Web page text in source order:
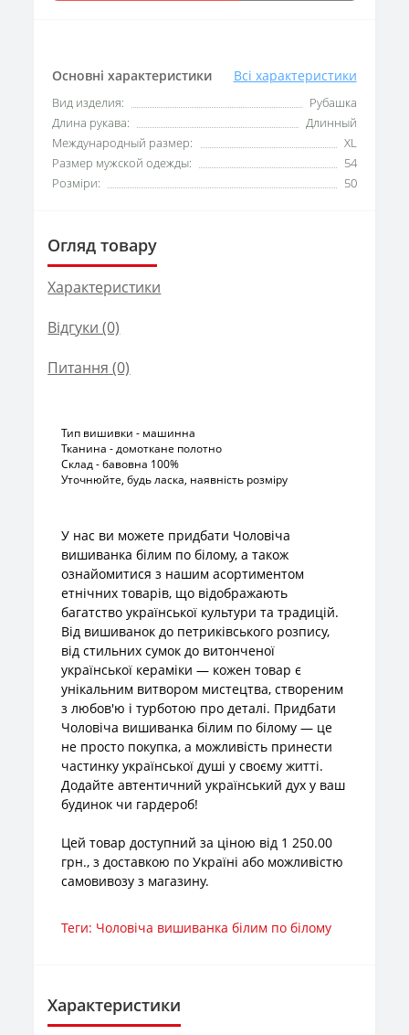
Основні характеристики Всі характеристики
Вид изделия:
Рубашка
Длина рукава:
Длинный
Международный размер:
XL
Размер мужской одежды:
54
Розміри:
50
Огляд товару
Характеристики
Відгуки (0)
Питання (0)
Тип вишивки - машинна
Тканина - домоткане полотно
Склад - бавовна 100%
Уточнюйте, будь ласка, наявність розміру
У нас ви можете придбати Чоловіча
вишиванка білим по білому, а також
ознайомитися з нашим асортиментом
етнічних товарів, що відображають
багатство української культури та традицій.
Від вишиванок до петриківського розпису,
від стильних сумок до витонченої
української кераміки — кожен товар є
унікальним витвором мистецтва, створеним
з любов'ю і турботою про деталі. Придбати
Чоловіча вишиванка білим по білому — це
не просто покупка, а можливість принести
частинку української душі у своєму житті.
Додайте автентичний український дух у ваш
будинок чи гардероб!
Цей товар доступний за ціною від 1 250.00
грн., з доставкою по Україні або можливістю
самовивозу з магазину.
Теги: Чоловіча вишиванка білим по білому
Характеристики